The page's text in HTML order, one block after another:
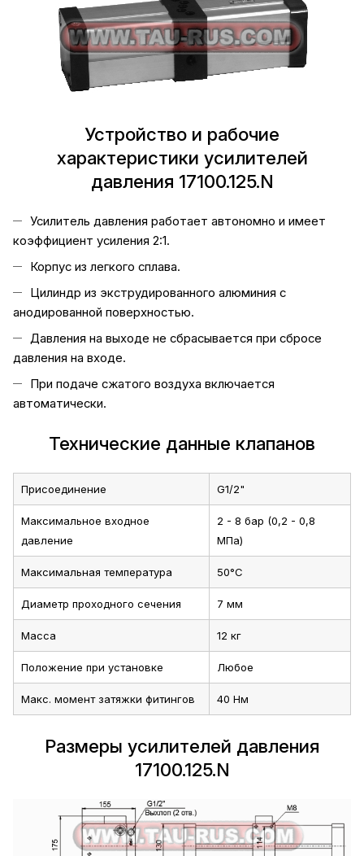
Устройство и рабочие
характеристики усилителей
давления 17100.125.N
Усилитель давления работает автономно и имеет
коэффициент усиления 2:1.
Корпус из легкого сплава.
Цилиндр из экструдированного алюминия с
анодированной поверхностью.
Давления на выходе не сбрасывается при сбросе
давления на входе.
При подаче сжатого воздуха включается
автоматически.
Технические данные клапанов
Присоединение G1/2"
Максимальное входное
давление
2 - 8 бар (0,2 - 0,8
МПа)
Максимальная температура 50°C
Диаметр проходного сечения 7 мм
Масса 12 кг
Положение при установке Любое
Макс. момент затяжки фитингов 40 Нм
Размеры усилителей давления
17100.125.N